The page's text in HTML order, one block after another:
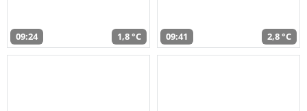
09:24 1,8 °C 09:41 2,8 °C